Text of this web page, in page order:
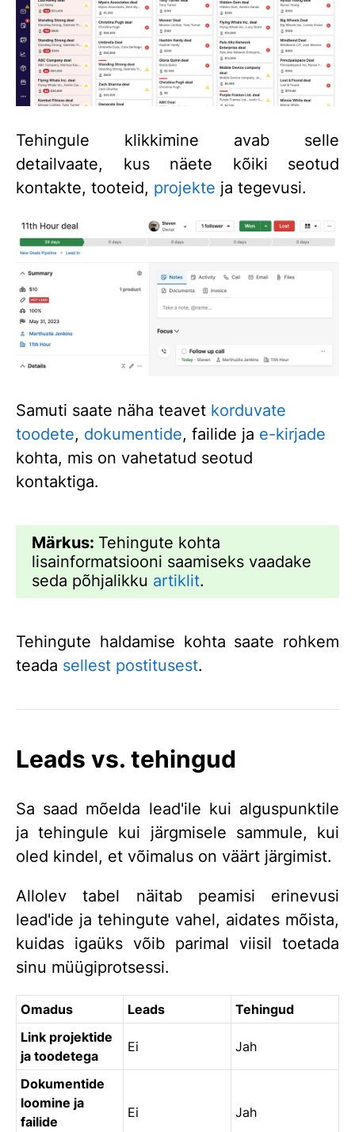
Tehingule klikkimine avab selle
detailvaate, kus näete kõiki seotud
kontakte, tooteid, projekte ja tegevusi.
Samuti saate näha teavet korduvate
toodete, dokumentide, failide ja e-kirjade
kohta, mis on vahetatud seotud
kontaktiga.
Märkus: Tehingute kohta
lisainformatsiooni saamiseks vaadake
seda põhjalikku artiklit.
Tehingute haldamise kohta saate rohkem
teada sellest postitusest.
Leads vs. tehingud
Sa saad mõelda lead'ile kui alguspunktile
ja tehingule kui järgmisele sammule, kui
oled kindel, et võimalus on väärt järgimist.
Allolev tabel näitab peamisi erinevusi
lead'ide ja tehingute vahel, aidates mõista,
kuidas igaüks võib parimal viisil toetada
sinu müügiprotsessi.
Omadus Leads
Tehingud
Link projektide
ja toodetega
Ei Jah
Dokumentide
loomine ja
failide
Ei Jah